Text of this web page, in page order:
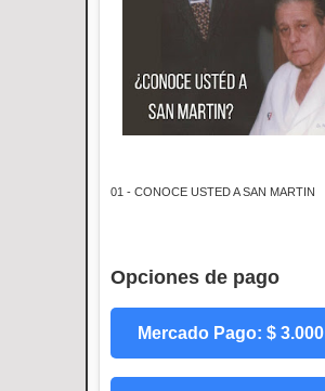
01 - CONOCE USTED A SAN MARTIN
Opciones de pago
Mercado Pago: $ 3.000